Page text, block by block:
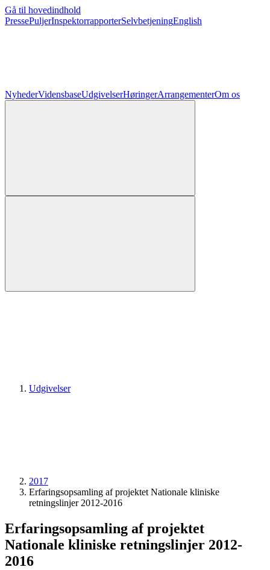
Gå til hovedindhold
PressePuljerInspektorrapporterSelvbetjeningEnglish
NyhederVidensbaseUdgivelserHøringerArrangementerOm os
Udgivelser
2017
Erfaringsopsamling af projektet Nationale kliniske
retningslinjer 2012-2016
Erfaringsopsamling af projektet
Nationale kliniske retningslinjer 2012-
2016